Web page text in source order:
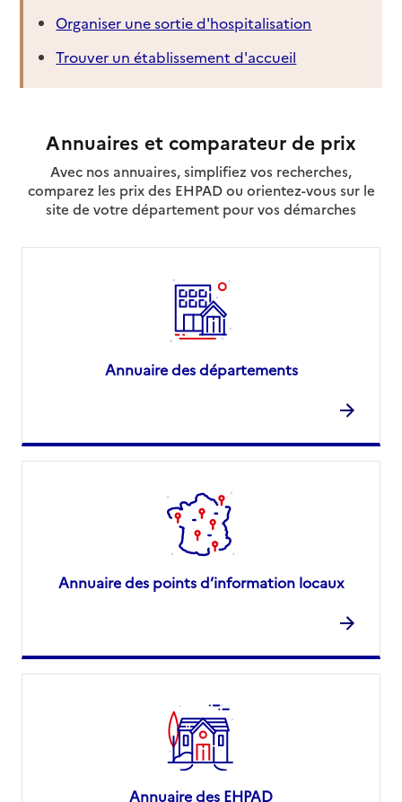
Organiser une sortie d'hospitalisation
Trouver un établissement d'accueil
Annuaires et comparateur de prix
Avec nos annuaires, simplifiez vos recherches,
comparez les prix des EHPAD ou orientez-vous sur le
site de votre département pour vos démarches
Annuaire des départements
Annuaire des points d’information locaux
Annuaire des EHPAD